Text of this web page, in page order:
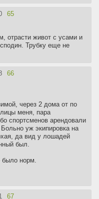
65
отрасти живот с усами и
Трубку еще не
66
через 2 дома от по
меня, пара
спортсменов арендовали
уж экипировка на
да вид у лошадей
был.
было норм.
67